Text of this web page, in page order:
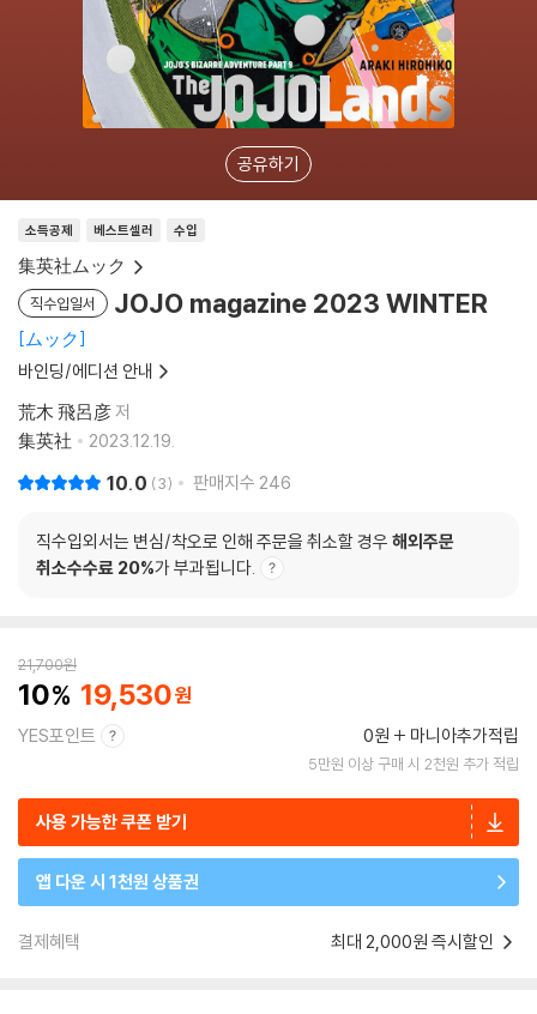
공유하기
소득공제 베스트셀러 수입
集英社ムック
직수입일서 JOJO magazine 2023 WINTER
ムック
바인딩/에디션 안내
荒木 飛呂彦저
集英社
2023.12.19.
10.0 3 판매지수 246
직수입외서는 변심/착오로 인해 주문을 취소할 경우 해외주문
취소수수료 20%가 부과됩니다.
21,700원
10 19,530
YES포인트 0원 마니아추가적립
5만원 이상 구매 시 2천원 추가 적립
사용 가능한 쿠폰 받기
앱 다운 시 1천원 상품권
결제혜택 최대 2,000원 즉시할인